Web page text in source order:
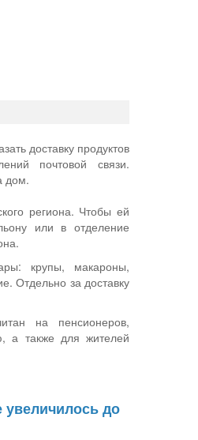
доставку продуктов
почтовой связи.
дом.
региона. Чтобы ей
или в отделение
крупы, макароны,
Отдельно за доставку
на пенсионеров,
а также для жителей
увеличилось до